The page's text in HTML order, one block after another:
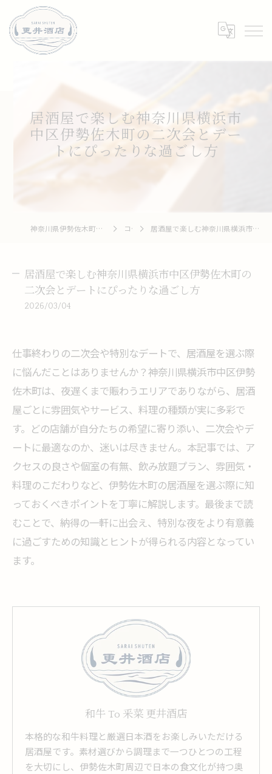
居酒屋で楽しむ神奈川県横浜市
中区伊勢佐木町の二次会とデー
トにぴったりな過ごし方
神奈川県伊勢佐木町周辺の居酒屋なら和牛 To 釆菜 更井酒店 コラム 居酒屋で楽しむ神奈川県横浜市中区伊勢佐木町の二次会とデートにぴったりな過ごし方
居酒屋で楽しむ神奈川県横浜市中区伊勢佐木町の
二次会とデートにぴったりな過ごし方
2026/03/04
仕事終わりの二次会や特別なデートで、居酒屋を選ぶ際
に悩んだことはありませんか？神奈川県横浜市中区伊勢
佐木町は、夜遅くまで賑わうエリアでありながら、居酒
屋ごとに雰囲気やサービス、料理の種類が実に多彩で
す。どの店舗が自分たちの希望に寄り添い、二次会やデ
ートに最適なのか、迷いは尽きません。本記事では、ア
クセスの良さや個室の有無、飲み放題プラン、雰囲気・
料理のこだわりなど、伊勢佐木町の居酒屋を選ぶ際に知
っておくべきポイントを丁寧に解説します。最後まで読
むことで、納得の一軒に出会え、特別な夜をより有意義
に過ごすための知識とヒントが得られる内容となってい
ます。
和牛 To 釆菜 更井酒店
本格的な和牛料理と厳選日本酒をお楽しみいただける
居酒屋です。素材選びから調理まで一つひとつの工程
を大切にし、伊勢佐木町周辺で日本の食文化が持つ奥